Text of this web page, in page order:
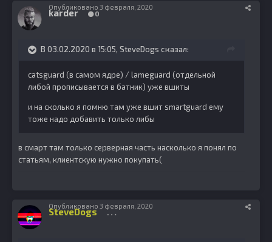
karder 0
Опубликовано 3 февраля, 2020
В 03.02.2020 в 15:05, SteveDogs сказал:
catsguard (в самом ядре) / lameguard (отдельной
либой прописывается в батник) уже вшиты
и на сколько я помню там уже вшит smartguard ему
тоже надо добавить только либы
в смарт там только серверная часть насколько я понял по
статьям, клиентскую нужно покупать(
SteveDogs 1086
Опубликовано 3 февраля, 2020